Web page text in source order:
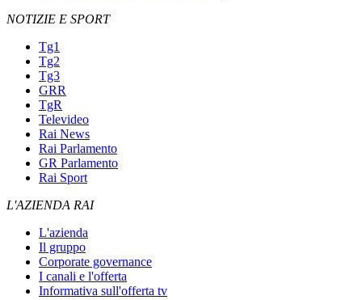
NOTIZIE E SPORT
Tg1
Tg2
Tg3
GRR
TgR
Televideo
Rai News
Rai Parlamento
GR Parlamento
Rai Sport
L'AZIENDA RAI
L'azienda
Il gruppo
Corporate governance
I canali e l'offerta
Informativa sull'offerta tv